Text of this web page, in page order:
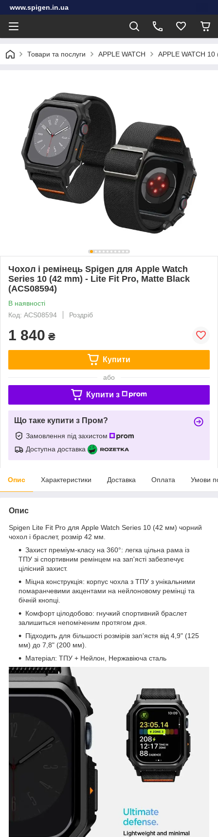
www.spigen.in.ua
Товари та послуги APPLE WATCH APPLE WATCH 10
Чохол і ремінець Spigen для Apple Watch
Series 10 (42 mm) - Lite Fit Pro, Matte Black
(ACS08594)
В наявності
Код: ACS08594
Роздріб
1 840 ₴
Купити
або
Купити з
Що таке купити з Пром?
Замовлення під захистом
Доступна доставка
Опис Характеристики Доставка Оплата Умови
Опис
Spigen Lite Fit Pro для Apple Watch Series 10 (42 мм) чорний
чохол і браслет, розмір 42 мм.
Захист преміум-класу на 360°: легка цільна рама із
ТПУ зі спортивним ремінцем на зап'ясті забезпечує
цілісний захист.
Міцна конструкція: корпус чохла з ТПУ з унікальними
помаранчевими акцентами на нейлоновому ремінці та
бічній кнопці.
Комфорт цілодобово: гнучкий спортивний браслет
залишиться непоміченим протягом дня.
Підходить для більшості розмірів зап'ястя від 4,9" (125
мм) до 7,8" (200 мм).
Матеріал: ТПУ + Нейлон, Нержавіюча сталь